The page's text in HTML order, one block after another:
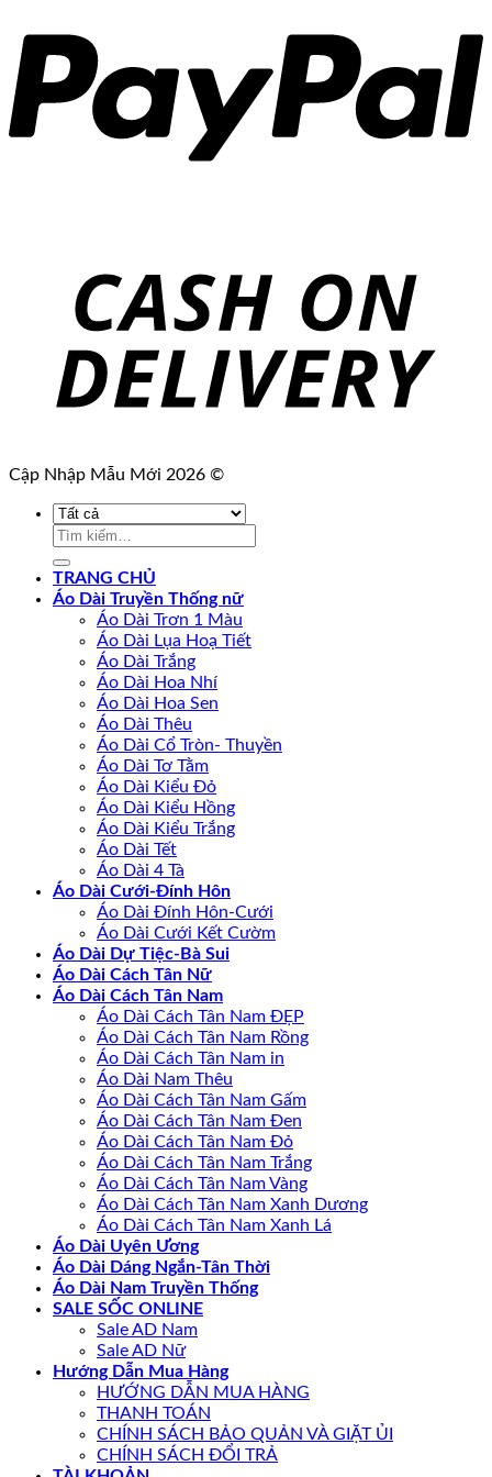
Cập Nhập Mẫu Mới 2026 ©
Tìm
TRANG CHỦ
Áo Dài Truyền Thống nữ
Áo Dài Trơn 1 Màu
Áo Dài Lụa Hoạ Tiết
Áo Dài Trắng
Áo Dài Hoa Nhí
Áo Dài Hoa Sen
Áo Dài Thêu
Áo Dài Cổ Tròn- Thuyền
Áo Dài Tơ Tằm
Áo Dài Kiểu Đỏ
Áo Dài Kiểu Hồng
Áo Dài Kiểu Trắng
Áo Dài Tết
Áo Dài 4 Tà
Áo Dài Cưới-Đính Hôn
Áo Dài Đính Hôn-Cưới
Áo Dài Cưới Kết Cườm
Áo Dài Dự Tiệc-Bà Sui
Áo Dài Cách Tân Nữ
Áo Dài Cách Tân Nam
Áo Dài Cách Tân Nam ĐẸP
Áo Dài Cách Tân Nam Rồng
Áo Dài Cách Tân Nam in
Áo Dài Nam Thêu
Áo Dài Cách Tân Nam Gấm
Áo Dài Cách Tân Nam Đen
Áo Dài Cách Tân Nam Đỏ
Áo Dài Cách Tân Nam Trắng
Áo Dài Cách Tân Nam Vàng
Áo Dài Cách Tân Nam Xanh Dương
Áo Dài Cách Tân Nam Xanh Lá
Áo Dài Uyên Ương
Áo Dài Dáng Ngắn-Tân Thời
Áo Dài Nam Truyền Thống
SALE SỐC ONLINE
Sale AD Nam
Sale AD Nữ
Hướng Dẫn Mua Hàng
HƯỚNG DẪN MUA HÀNG
THANH TOÁN
CHÍNH SÁCH BẢO QUẢN VÀ GIẶT ỦI
CHÍNH SÁCH ĐỔI TRẢ